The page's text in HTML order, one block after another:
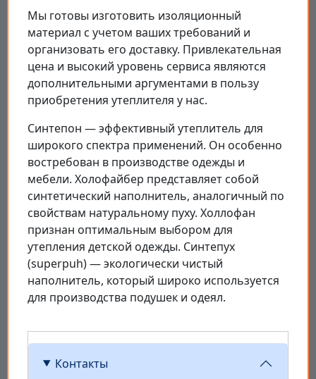
Мы готовы изготовить изоляционный
материал с учетом ваших требований и
организовать его доставку. Привлекательная
цена и высокий уровень сервиса являются
дополнительными аргументами в пользу
приобретения утеплителя у нас.
Синтепон — эффективный утеплитель для
широкого спектра применений. Он особенно
востребован в производстве одежды и
мебели. Холофайбер представляет собой
синтетический наполнитель, аналогичный по
свойствам натуральному пуху. Холлофан
признан оптимальным выбором для
утепления детской одежды. Синтепух
(superpuh) — экологически чистый
наполнитель, который широко используется
для производства подушек и одеял.
Контакты